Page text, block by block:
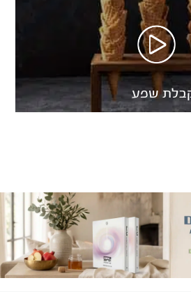
שפע